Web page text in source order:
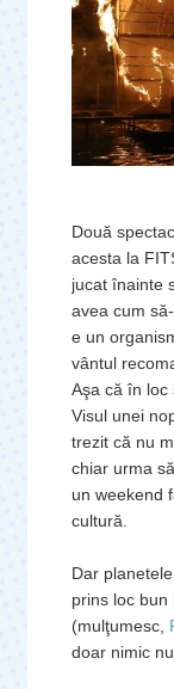
Două
acesta la
jucat înainte
avea cum
e un
vântul
Aşa că în loc
Visul unei
trezit că nu
chiar urma
un weekend
cultură.
Dar
prins loc bun
(mulţumesc,
doar nimic